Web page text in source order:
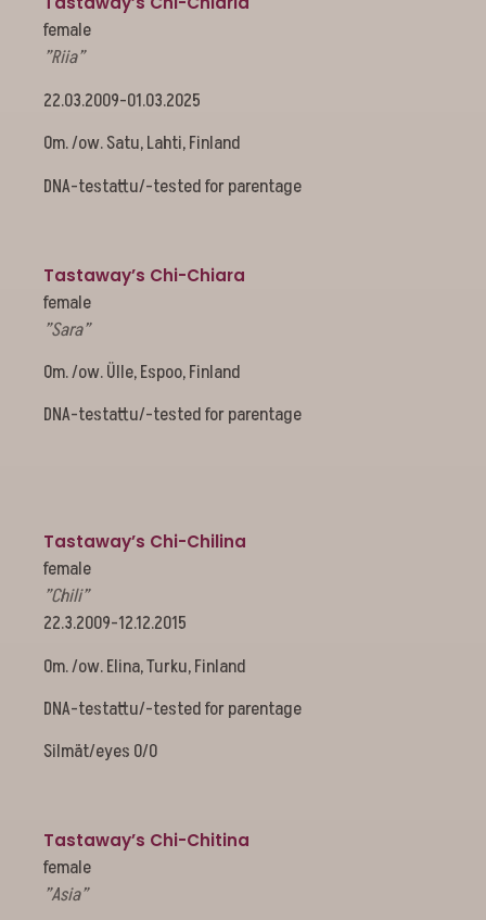
female
”Riia”
22.03.2009-01.03.2025
Om. /ow. Satu, Lahti, Finland
DNA-testattu/-tested for parentage
Tastaway’s Chi-Chiara
female
”Sara”
Om. /ow. Ülle, Espoo, Finland
DNA-testattu/-tested for parentage
Tastaway’s Chi-Chilina
female
”Chili”
22.3.2009-12.12.2015
Om. /ow. Elina, Turku, Finland
DNA-testattu/-tested for parentage
Silmät/eyes 0/0
Tastaway’s Chi-Chitina
female
”Asia”